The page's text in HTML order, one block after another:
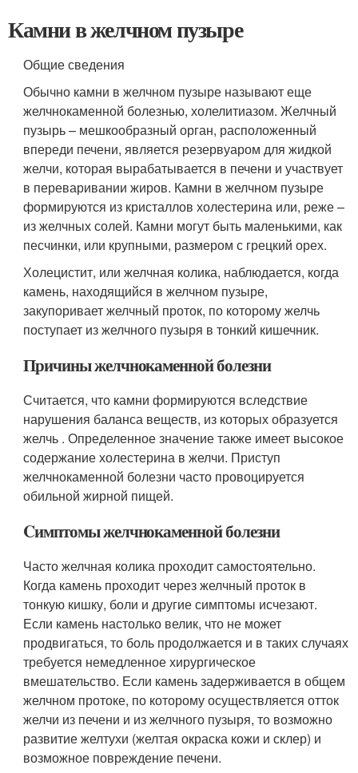
Камни в желчном пузыре
Общие сведения
Обычно камни в желчном пузыре называют еще
желчнокаменной болезнью, холелитиазом. Желчный
пузырь – мешкообразный орган, расположенный
впереди печени, является резервуаром для жидкой
желчи, которая вырабатывается в печени и участвует
в переваривании жиров. Камни в желчном пузыре
формируются из кристаллов холестерина или, реже –
из желчных солей. Камни могут быть маленькими, как
песчинки, или крупными, размером с грецкий орех.
Холецистит, или желчная колика, наблюдается, когда
камень, находящийся в желчном пузыре,
закупоривает желчный проток, по которому желчь
поступает из желчного пузыря в тонкий кишечник.
Причины желчнокаменной болезни
Считается, что камни формируются вследствие
нарушения баланса веществ, из которых образуется
желчь . Определенное значение также имеет высокое
содержание холестерина в желчи. Приступ
желчнокаменной болезни часто провоцируется
обильной жирной пищей.
Cимптомы желчнокаменной болезни
Часто желчная колика проходит самостоятельно.
Когда камень проходит через желчный проток в
тонкую кишку, боли и другие симптомы исчезают.
Если камень настолько велик, что не может
продвигаться, то боль продолжается и в таких случаях
требуется немедленное хирургическое
вмешательство. Если камень задерживается в общем
желчном протоке, по которому осуществляется отток
желчи из печени и из желчного пузыря, то возможно
развитие желтухи (желтая окраска кожи и склер) и
возможное повреждение печени.